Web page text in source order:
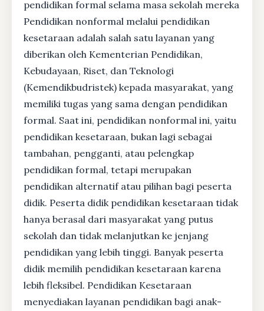
pendidikan formal selama masa sekolah mereka
Pendidikan nonformal melalui pendidikan
kesetaraan adalah salah satu layanan yang
diberikan oleh Kementerian Pendidikan,
Kebudayaan, Riset, dan Teknologi
(Kemendikbudristek) kepada masyarakat, yang
memiliki tugas yang sama dengan pendidikan
formal. Saat ini, pendidikan nonformal ini, yaitu
pendidikan kesetaraan, bukan lagi sebagai
tambahan, pengganti, atau pelengkap
pendidikan formal, tetapi merupakan
pendidikan alternatif atau pilihan bagi peserta
didik. Peserta didik pendidikan kesetaraan tidak
hanya berasal dari masyarakat yang putus
sekolah dan tidak melanjutkan ke jenjang
pendidikan yang lebih tinggi. Banyak peserta
didik memilih pendidikan kesetaraan karena
lebih fleksibel. Pendidikan Kesetaraan
menyediakan layanan pendidikan bagi anak-